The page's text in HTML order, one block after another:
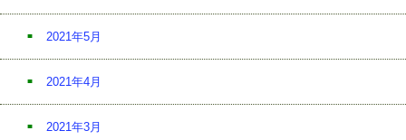
2021年5月
2021年4月
2021年3月